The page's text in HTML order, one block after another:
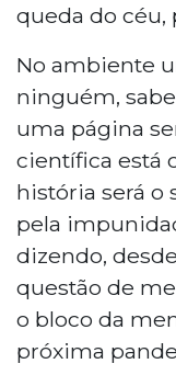
queda do céu,
No ambiente
ninguém,
uma página
científica está
história será o
pela
dizendo,
questão de
o bloco da
próxima